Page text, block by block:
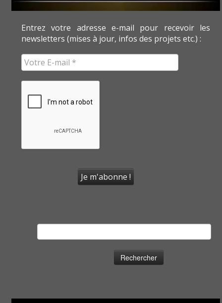
Entrez votre adresse e-mail pour recevoir les
newsletters (mises à jour, infos des projets etc.) :